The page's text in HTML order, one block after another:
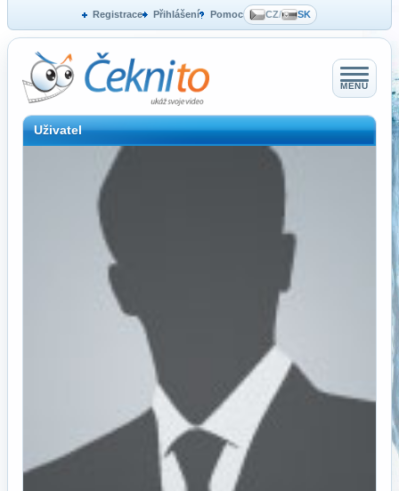
Registrace Přihlášení Pomoc CZ/ SK
MENU
Uživatel